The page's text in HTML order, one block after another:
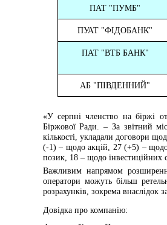
ПАТ "ПУМБ"
ПУАТ "ФІДОБАНК"
ПАТ "ВТБ БАНК"
АБ "ПІВДЕННИЙ"
«У серпні членство на біржі
Біржової Ради. – За звітний
кількості, укладали договори
(-1) – щодо акцій, 27 (+5) – щодо
позик, 18 – щодо інвестиційних
Важливим напрямом
оператори можуть більш
розрахунків, зокрема внаслідок
Довідка про компанію: